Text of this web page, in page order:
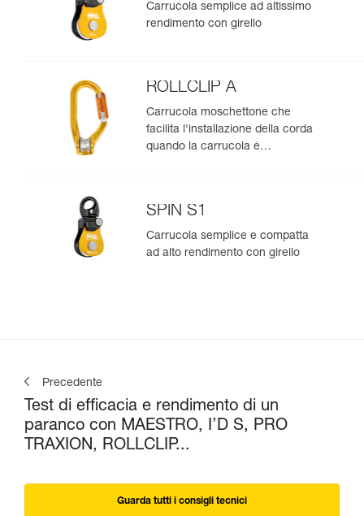
Carrucola semplice ad altissimo
rendimento con girello
ROLLCLIP A
Carrucola moschettone che
facilita l'installazione della corda
quando la carrucola è
SPIN S1
Carrucola semplice e compatta
ad alto rendimento con girello
Precedente
Test di efficacia e rendimento di un
paranco con MAESTRO, I’D S, PRO
TRAXION, ROLLCLIP...
Guarda tutti i consigli tecnici